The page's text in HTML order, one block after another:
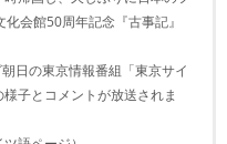
会館50周年記念『古事記』
日の東京情報番組「東京サイ
子とコメントが放送されま